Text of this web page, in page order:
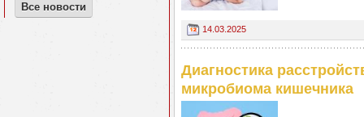
Все новости
14.03.2025
Диагностика
микробиома кишечника